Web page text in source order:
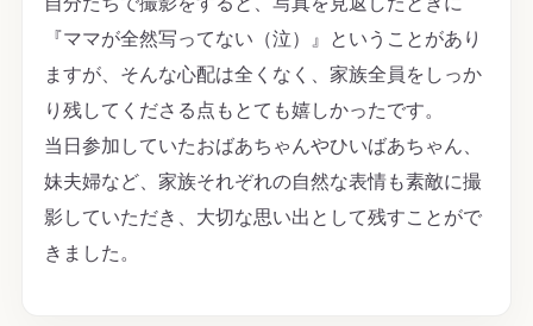
『ママが全然写ってない（泣）』ということがあり
ますが、そんな心配は全くなく、家族全員をしっか
り残してくださる点もとても嬉しかったです。
当日参加していたおばあちゃんやひいばあちゃん、
妹夫婦など、家族それぞれの自然な表情も素敵に撮
影していただき、大切な思い出として残すことがで
きました。